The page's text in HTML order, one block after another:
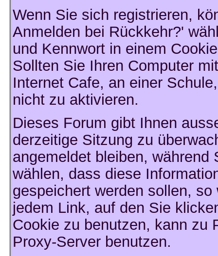
Wenn Sie sich registrieren,
Anmelden bei Rückkehr?'
und Kennwort in einem
Sollten Sie Ihren Computer
Internet Cafe, an einer
nicht zu aktivieren.
Dieses Forum gibt Ihnen
derzeitige Sitzung zu
angemeldet bleiben, während
wählen, dass diese
gespeichert werden sollen,
jedem Link, auf den Sie
Cookie zu benutzen, kann zu
Proxy-Server benutzen.